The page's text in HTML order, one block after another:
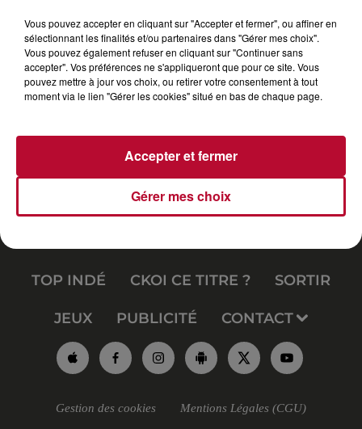
TOP INDÉ CKOI CE TITRE ? SORTIR
JEUX PUBLICITÉ CONTACT
Gestion des cookies Mentions Légales (CGU)
Vous pouvez accepter en cliquant sur "Accepter et fermer", ou affiner en
sélectionnant les finalités et/ou partenaires dans "Gérer mes choix".
Vous pouvez également refuser en cliquant sur "Continuer sans
accepter". Vos préférences ne s'appliqueront que pour ce site. Vous
pouvez mettre à jour vos choix, ou retirer votre consentement à tout
moment via le lien "Gérer les cookies" situé en bas de chaque page.
Gérer mes choix
Accepter et fermer